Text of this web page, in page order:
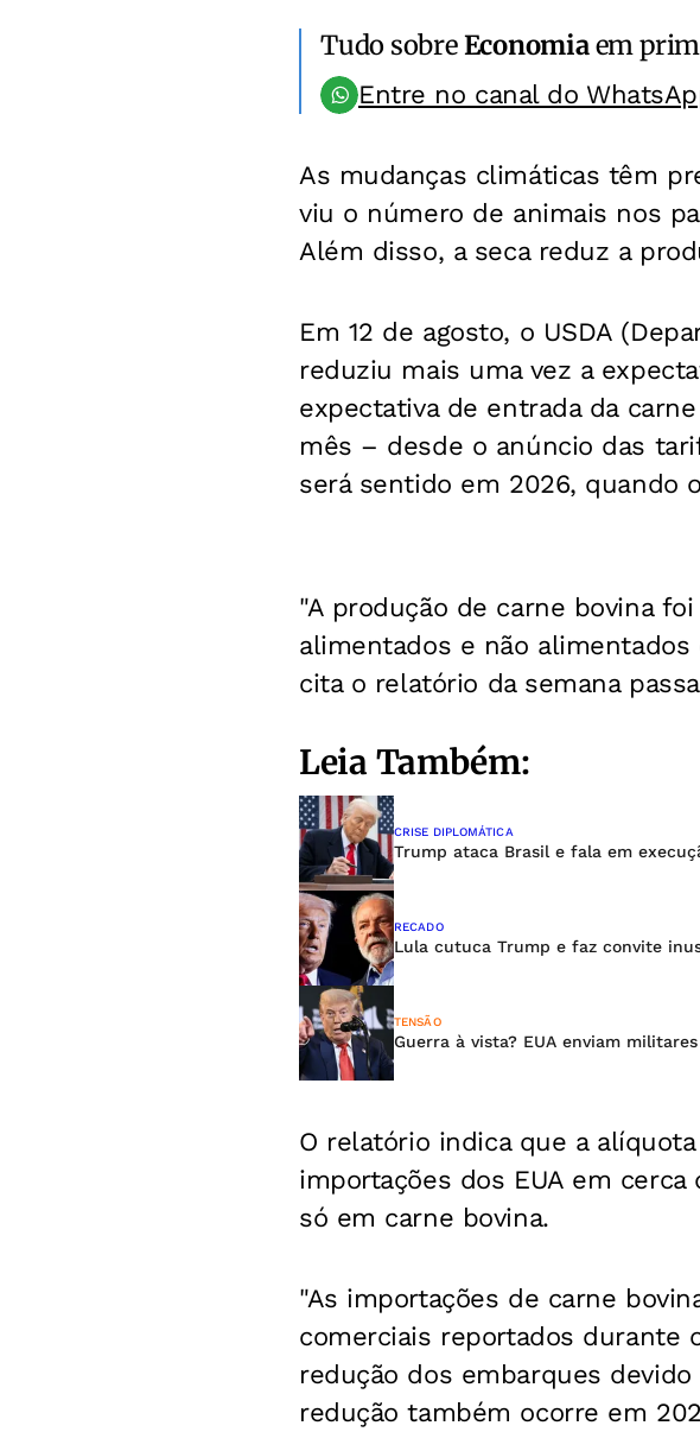
Tudo sobreEconomiaem
Entre no canal do
As mudanças climáticas têm
viu o número de animais nos
Além disso, a seca reduz a
Em 12 de agosto, o USDA
reduziu mais uma vez a
expectativa de entrada da
mês – desde o anúncio das
será sentido em 2026, quando
"A produção de carne bovina
alimentados e não
cita o relatório da semana
Leia Também:
CRISE DIPLOMÁTICA
Trump ataca Brasil e fala em
RECADO
Lula cutuca Trump e faz convite
TENSÃO
Guerra à vista? EUA enviam
O relatório indica que a
importações dos EUA em
só em carne bovina.
"As importações de carne
comerciais reportados durante
redução dos embarques
redução também ocorre em